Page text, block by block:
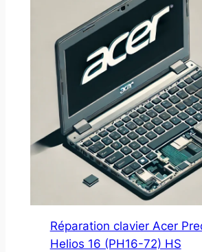
Réparation clavier Acer
Helios 16 (PH16-72) HS